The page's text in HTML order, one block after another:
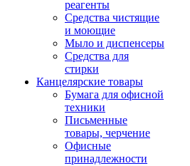
реагенты
Средства чистящие
и моющие
Мыло и диспенсеры
Средства для
стирки
Канцелярские товары
Бумага для офисной
техники
Письменные
товары, черчение
Офисные
принадлежности